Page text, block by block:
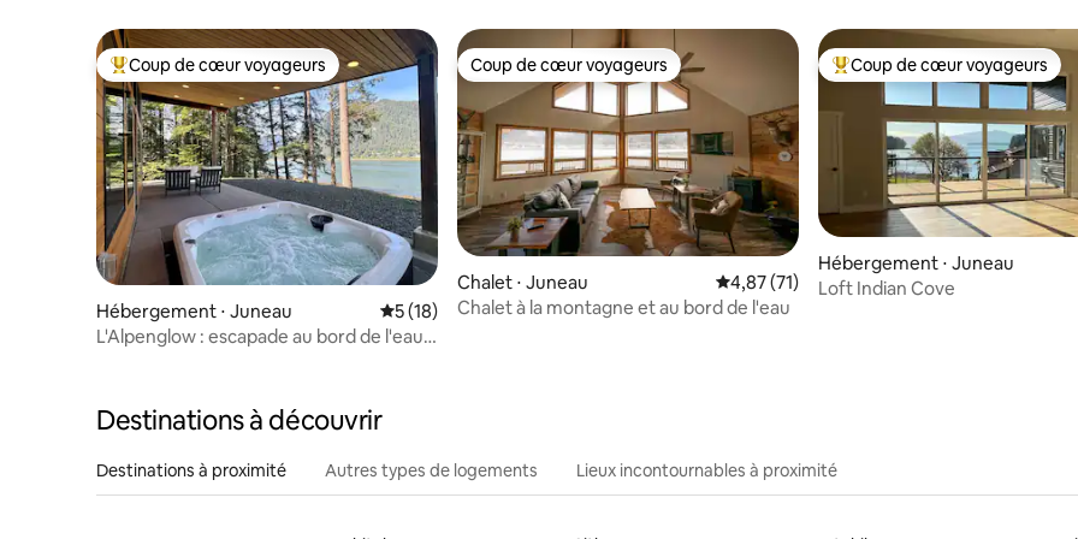
Coups de cœur voyageurs les plus appréciés
Coup de cœur voyageurs
Hébergement ⋅ Juneau Évaluation moyenne sur la base de 18 commentaires : 5 sur 5
5 (18)
L'Alpenglow : escapade au bord de l'eau
Coup de cœur voyageurs
Coup de cœur voyageurs
Chalet ⋅ Juneau Évaluation moyenne sur la base de 71
4,87 (71)
Chalet à la montagne et au bord de l'eau
Coups de cœur voyageurs les
Coup de cœur voyageurs
Hébergement ⋅ Juneau
Loft Indian Cove
Destinations à découvrir
Destinations à proximité Autres types de logements Lieux incontournables à proximité